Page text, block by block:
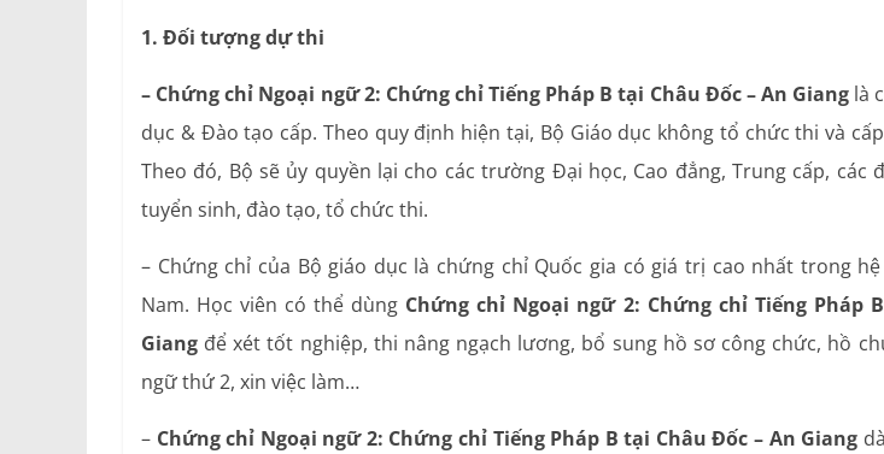
1. Đối tượng dự thi
– Chứng chỉ Ngoại ngữ 2: Chứng chỉ Tiếng Pháp B tại Châu Đốc – An Giang là
dục & Đào tạo cấp. Theo quy định hiện tại, Bộ Giáo dục không tổ chức thi và
Theo đó, Bộ sẽ ủy quyền lại cho các trường Đại học, Cao đẳng, Trung cấp,
tuyển sinh, đào tạo, tổ chức thi.
– Chứng chỉ của Bộ giáo dục là chứng chỉ Quốc gia có giá trị cao nhất trong
Nam. Học viên có thể dùng Chứng chỉ Ngoại ngữ 2: Chứng chỉ Tiếng Pháp
Giang để xét tốt nghiệp, thi nâng ngạch lương, bổ sung hồ sơ công chức, hồ
ngữ thứ 2, xin việc làm…
– Chứng chỉ Ngoại ngữ 2: Chứng chỉ Tiếng Pháp B tại Châu Đốc – An Giang